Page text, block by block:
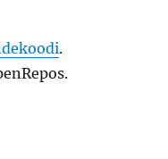
Lähdekoodi